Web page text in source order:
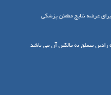
عرضه نتایج مطمئن پزشکی